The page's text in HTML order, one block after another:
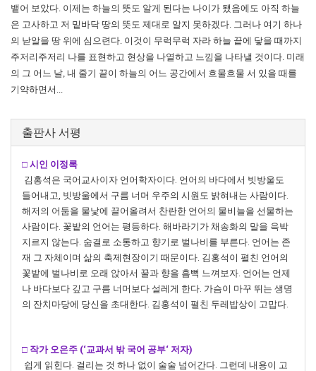
뱉어 보았다. 이제는 하늘의 뜻도 알게 된다는 나이가 됐음에도 아직 하늘
은 고사하고 저 밑바닥 땅의 뜻도 제대로 알지 못하겠다. 그러나 여기 하나
의 낟알을 땅 위에 심으련다. 이것이 무럭무럭 자라 하늘 끝에 닿을 때까지
주저리주저리 나를 표현하고 현상을 나열하고 느낌을 나타낼 것이다. 미래
의 그 어느 날, 내 줄기 끝이 하늘의 어느 공간에서 흐물흐물 서 있을 때를
기약하면서...
출판사 서평
□ 시인 이정록
김홍석은 국어교사이자 언어학자이다. 언어의 바다에서 빗방울도
들어내고, 빗방울에서 구름 너머 우주의 시원도 밝혀내는 사람이다.
해저의 어둠을 물낯에 끌어올려서 찬란한 언어의 물비늘을 선물하는
사람이다. 꽃밭의 언어는 평등하다. 해바라기가 채송화의 말을 윽박
지르지 않는다. 숨결로 소통하고 향기로 벌나비를 부른다. 언어는 존
재 그 자체이며 삶의 축제현장이기 때문이다. 김홍석이 펼친 언어의
꽃밭에 벌나비로 오래 앉아서 꿀과 향을 흠뻑 느껴보자. 언어는 언제
나 바다보다 깊고 구름 너머보다 설레게 한다. 가슴이 마꾸 뛰는 생명
의 잔치마당에 당신을 초대한다. 김홍석이 펼친 두레밥상이 고맙다.
□ 작가 오은주 (‘교과서 밖 국어 공부‘ 저자)
쉽게 읽힌다. 걸리는 것 하나 없이 술술 넘어간다. 그런데 내용이 고